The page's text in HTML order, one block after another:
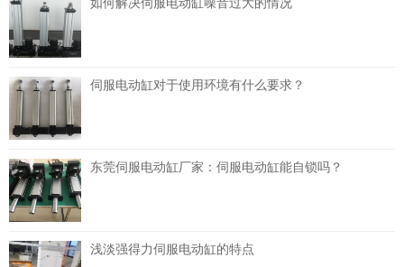
伺服电动缸对于使用环境有什么要求？
东莞伺服电动缸厂家：伺服电动缸能自锁吗？
浅淡强得力伺服电动缸的特点